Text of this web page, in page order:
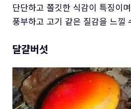
단단하고 쫄깃한 식감이 특징이
풍부하고 고기 같은 질감을 느낄
달걀버섯